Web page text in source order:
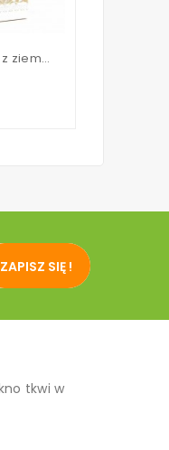
Przyprawa do dań z ziemniaków BIO - Dary Natury 30 g
ZAPISZ SIĘ !
tkwi w